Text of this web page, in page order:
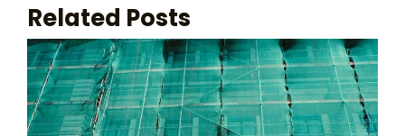
Related Posts